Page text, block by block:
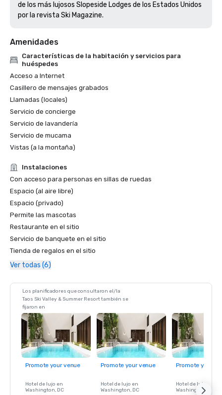
de los más lujosos Slopeside Lodges de los Estados Unidos
Amenidades
Características de la habitación y servicios para
huéspedes
Acceso a Internet
Casillero de mensajes grabados
Llamadas (locales)
Servicio de concierge
Servicio de lavandería
Servicio de mucama
Vistas (a la montaña)
Instalaciones
Con acceso para personas en sillas de ruedas
Espacio (al aire libre)
Espacio (privado)
Permite las mascotas
Restaurante en el sitio
Servicio de banquete en el sitio
Tienda de regalos en el sitio
Ver todas (6)
Los planificadores que consultaron el/la
Taos Ski Valley & Summer Resort también se
fijaron en
Promote your venue
Hotel de lujo en
Washington, DC
Promote your venue
Hotel de lujo en
Washington, DC
Promote your
Hotel de lujo en
Washington